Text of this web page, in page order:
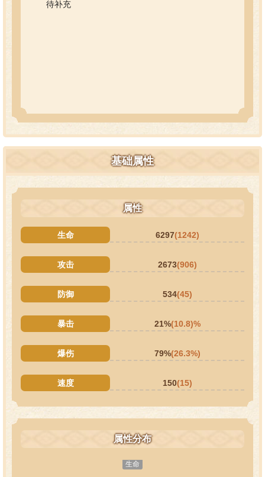
待补充
基础属性
属性
生命 6297(1242)
攻击 2673(906)
防御 534(45)
暴击 21%(10.8)%
爆伤 79%(26.3%)
速度 150(15)
属性分布